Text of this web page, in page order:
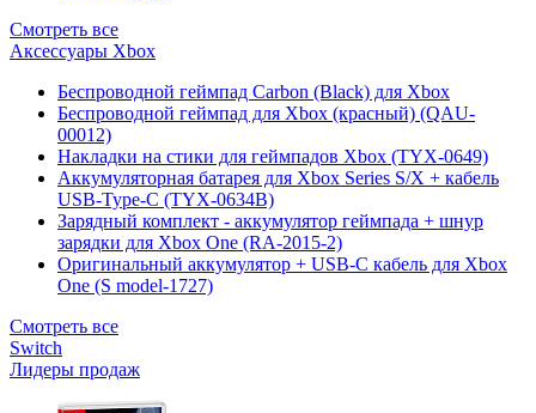
Смотреть все
Аксессуары Xbox
Беспроводной геймпад Carbon (Black) для Xbox
Беспроводной геймпад для Xbox (красный) (QAU-
00012)
Накладки на стики для геймпадов Xbox (TYX-0649)
Аккумуляторная батарея для Xbox Series S/X + кабель
USB-Type-C (TYX-0634B)
Зарядный комплект - аккумулятор геймпада + шнур
зарядки для Xbox One (RA-2015-2)
Оригинальный аккумулятор + USB-C кабель для Xbox
One (S model-1727)
Смотреть все
Switch
Лидеры продаж